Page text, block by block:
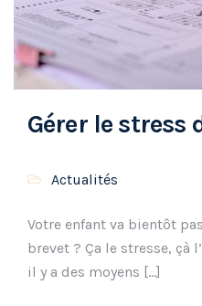
Gérer le stress
Actualités
Votre enfant va bientôt
brevet ? Ça le stresse, çà
il y a des moyens […]